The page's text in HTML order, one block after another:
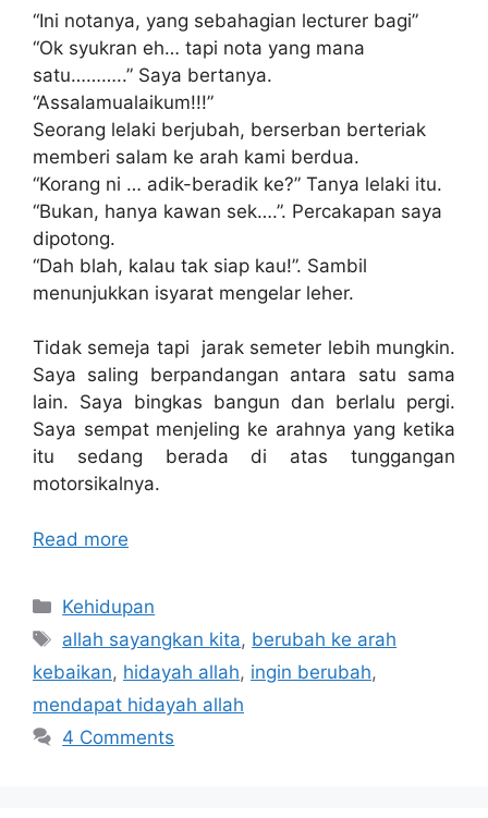
“Ini notanya, yang sebahagian lecturer bagi”
“Ok syukran eh… tapi nota yang mana
satu………..” Saya bertanya.
“Assalamualaikum!!!”
Seorang lelaki berjubah, berserban berteriak
memberi salam ke arah kami berdua.
“Korang ni … adik-beradik ke?” Tanya lelaki itu.
“Bukan, hanya kawan sek….”. Percakapan saya
dipotong.
“Dah blah, kalau tak siap kau!”. Sambil
menunjukkan isyarat mengelar leher.
Tidak semeja tapi jarak semeter lebih mungkin.
Saya saling berpandangan antara satu sama
lain. Saya bingkas bangun dan berlalu pergi.
Saya sempat menjeling ke arahnya yang ketika
itu sedang berada di atas tunggangan
motorsikalnya.
Read more
Categories
Kehidupan
Tags
allah sayangkan kita, berubah ke arah
kebaikan, hidayah allah, ingin berubah,
mendapat hidayah allah
4 Comments